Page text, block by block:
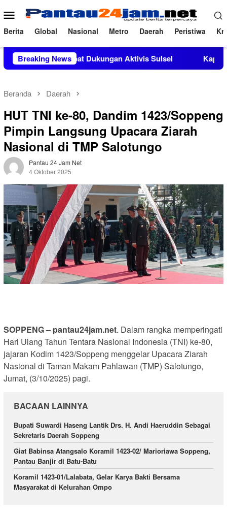
ke
konten
Menu
Mobile
Berita Global Nasional Metro Daerah Peristiwa
Breaking News
Dukungan Aktivis Sulsel Kapolres Polewali
Beranda Daerah
HUT TNI ke-80, Dandim 1423/Soppeng
Pimpin Langsung Upacara Ziarah
Nasional di TMP Salotungo
Pantau 24 Jam Net
4 Oktober 2025
SOPPENG – pantau24jam.net. Dalam rangka memperingati
Hari Ulang Tahun Tentara Nasional Indonesia (TNI) ke-80,
jajaran Kodim 1423/Soppeng menggelar Upacara Ziarah
Nasional di Taman Makam Pahlawan (TMP) Salotungo,
Jumat, (3/10/2025) pagi.
BACAAN LAINNYA
Bupati Suwardi Haseng Lantik Drs. H. Andi Haeruddin Sebagai
Sekretaris Daerah Soppeng
Giat Babinsa Atangsalo Koramil 1423-02/ Marioriawa Soppeng,
Pantau Banjir di Batu-Batu
Koramil 1423-01/Lalabata, Gelar Karya Bakti Bersama
Masyarakat di Kelurahan Ompo